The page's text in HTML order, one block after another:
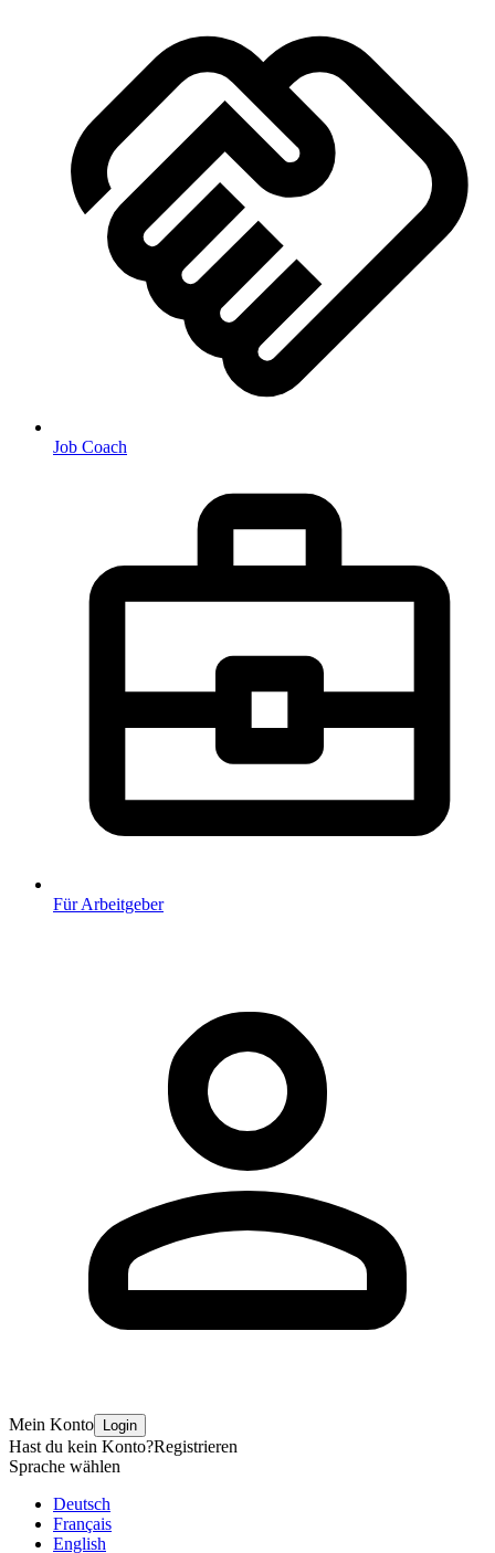
Job Coach
Für Arbeitgeber
Mein Konto Login
Hast du kein Konto?Registrieren
Sprache wählen
Deutsch
Français
English